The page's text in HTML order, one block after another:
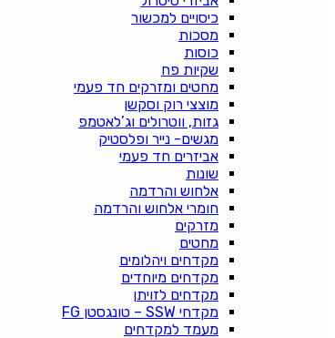
כיסויים למכשור
מסכות
כוסות
שקיות פח
מחטים ומזרקים חד פעמי
מוצצי רוק וסקשן
גזות, ווטרולים וג’לאטמפ
מגשים- נייר ופלסטיק
אביזרים חד פעמי
שונות
אלחוש והרדמה
חומרי אלחוש והרדמה
מזרקים
מחטים
מקדחים ויהלומים
מקדחים מיוחדים
מקדחים לזויתן
מקדחי SSW – טונגסטן FG
מעמד למקדחים